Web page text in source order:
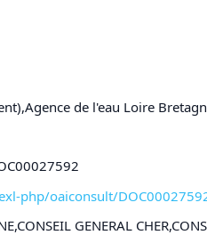
de l'eau Loire
php/oaiconsult/
GENERAL